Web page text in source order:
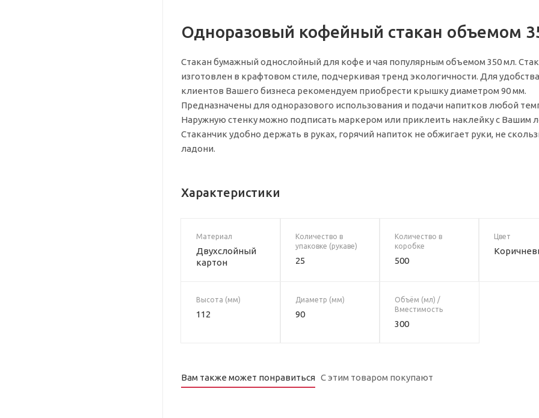
Одноразовый кофейный стакан объемом
Стакан бумажный однослойный для кофе и чая популярным объемом 350 мл.
изготовлен в крафтовом стиле, подчеркивая тренд экологичности. Для удобства
клиентов Вашего бизнеса рекомендуем приобрести крышку диаметром 90 мм.
Предназначены для одноразового использования и подачи напитков любой
Наружную стенку можно подписать маркером или приклеить наклейку с Вашим
Стаканчик удобно держать в руках, горячий напиток не обжигает руки, не
ладони.
Характеристики
Материал
Двухслойный
картон
Количество в
упаковке (рукаве)
25
Количество в
коробке
500
Цвет
Высота (мм)
112
Диаметр (мм)
90
Объём (мл) /
Вместимость
300
Вам также может понравиться С этим товаром покупают